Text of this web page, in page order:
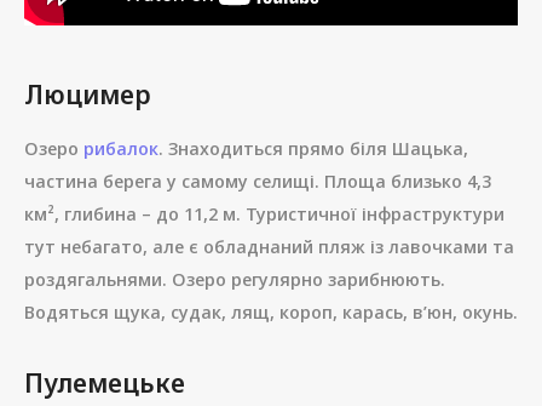
Люцимер
Озеро рибалок. Знаходиться прямо біля Шацька,
частина берега у самому селищі. Площа близько 4,3
км², глибина – до 11,2 м. Туристичної інфраструктури
тут небагато, але є обладнаний пляж із лавочками та
роздягальнями. Озеро регулярно зарибнюють.
Водяться щука, судак, лящ, короп, карась, в’юн, окунь.
Пулемецьке